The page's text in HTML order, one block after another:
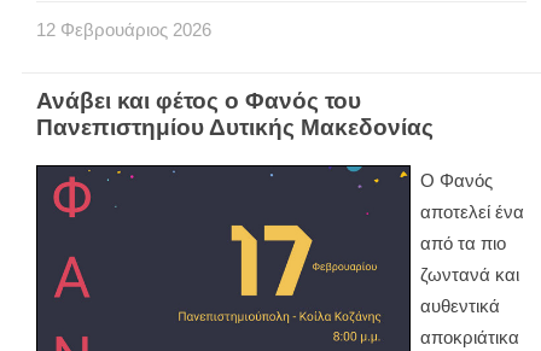
12 Φεβρουάριος 2026
Ανάβει και φέτος ο Φανός του
Πανεπιστημίου Δυτικής Μακεδονίας
Ο Φανός
αποτελεί ένα
από τα πιο
ζωντανά και
αυθεντικά
αποκριάτικα